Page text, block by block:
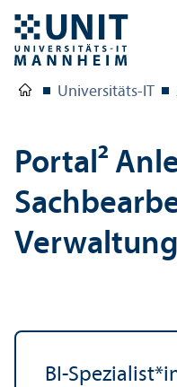
Universitäts-IT
Portal²
BI-